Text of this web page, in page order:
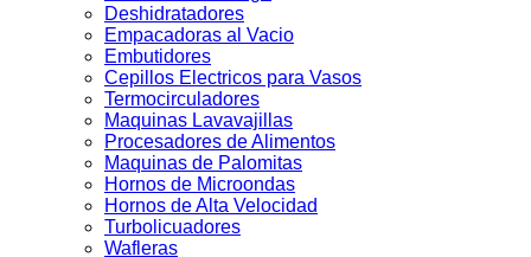
Deshidratadores
Empacadoras al Vacio
Embutidores
Cepillos Electricos para Vasos
Termocirculadores
Maquinas Lavavajillas
Procesadores de Alimentos
Maquinas de Palomitas
Hornos de Microondas
Hornos de Alta Velocidad
Turbolicuadores
Wafleras